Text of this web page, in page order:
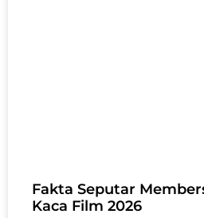
Fakta Seputar
Kaca Film 2026